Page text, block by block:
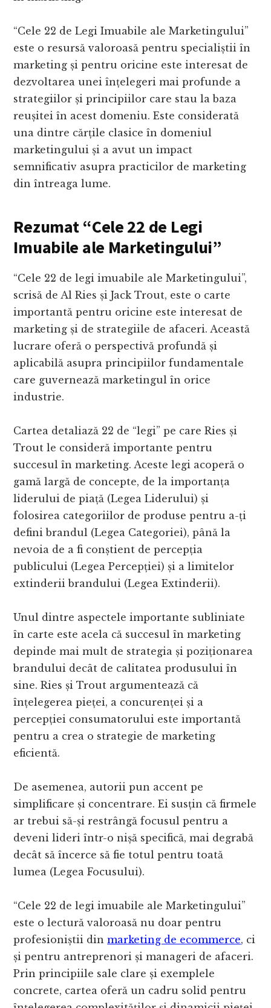
“Cele 22 de Legi Imuabile ale Marketingului”
este o resursă valoroasă pentru specialiștii în
marketing și pentru oricine este interesat de
dezvoltarea unei înțelegeri mai profunde a
strategiilor și principiilor care stau la baza
reușitei în acest domeniu. Este considerată
una dintre cărțile clasice în domeniul
marketingului și a avut un impact
semnificativ asupra practicilor de marketing
din întreaga lume.
Rezumat “Cele 22 de Legi
Imuabile ale Marketingului”
“Cele 22 de legi imuabile ale Marketingului”,
scrisă de Al Ries și Jack Trout, este o carte
importantă pentru oricine este interesat de
marketing și de strategiile de afaceri. Această
lucrare oferă o perspectivă profundă și
aplicabilă asupra principiilor fundamentale
care guvernează marketingul în orice
industrie.
Cartea detaliază 22 de “legi” pe care Ries și
Trout le consideră importante pentru
succesul în marketing. Aceste legi acoperă o
gamă largă de concepte, de la importanța
liderului de piață (Legea Liderului) și
folosirea categoriilor de produse pentru a-ți
defini brandul (Legea Categoriei), până la
nevoia de a fi conștient de percepția
publicului (Legea Percepției) și a limitelor
extinderii brandului (Legea Extinderii).
Unul dintre aspectele importante subliniate
în carte este acela că succesul în marketing
depinde mai mult de strategia și poziționarea
brandului decât de calitatea produsului în
sine. Ries și Trout argumentează că
înțelegerea pieței, a concurenței și a
percepției consumatorului este importantă
pentru a crea o strategie de marketing
eficientă.
De asemenea, autorii pun accent pe
simplificare și concentrare. Ei susțin că firmele
ar trebui să-și restrângă focusul pentru a
deveni lideri într-o nișă specifică, mai degrabă
decât să încerce să fie totul pentru toată
lumea (Legea Focusului).
“Cele 22 de legi imuabile ale Marketingului”
este o lectură valoroasă nu doar pentru
profesioniștii dinmarketing de ecommerce, ci
și pentru antreprenori și manageri de afaceri.
Prin principiile sale clare și exemplele
concrete, cartea oferă un cadru solid pentru